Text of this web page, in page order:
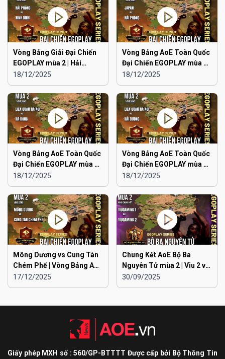
Vòng Bảng Giải Đại Chiến
EGOPLAY mùa 2 | Hải
Phòng vs Ninh Bình
18/12/2025
Vòng Bảng AoE Toàn Quốc
Đại Chiến EGOPLAY mùa 2 |
Japan vs Hải Phòng
18/12/2025
Vòng Bảng AoE Toàn Quốc
Đại Chiến EGOPLAY mùa 2 |
Liên Quân Hà Nội vs Hà
Đông
18/12/2025
Vòng Bảng AoE Toàn Quốc
Đại Chiến EGOPLAY mùa 2 |
Liên Quân Hà Nội vs Hải
Dương
18/12/2025
Mông Dương vs Cung Tàn
Chém Phế | Vòng Bảng AoE
Toàn Quốc Đại Chiến
EGOPLAY mùa 2
17/12/2025
Chung Kết AoE Bộ Ba
Nguyên Tử mùa 2 | Viu 2 vs
Viu 1
30/09/2025
Giấy phép MXH số : 560/GP-BTTTT Được cấp bởi Bộ Thông Tin